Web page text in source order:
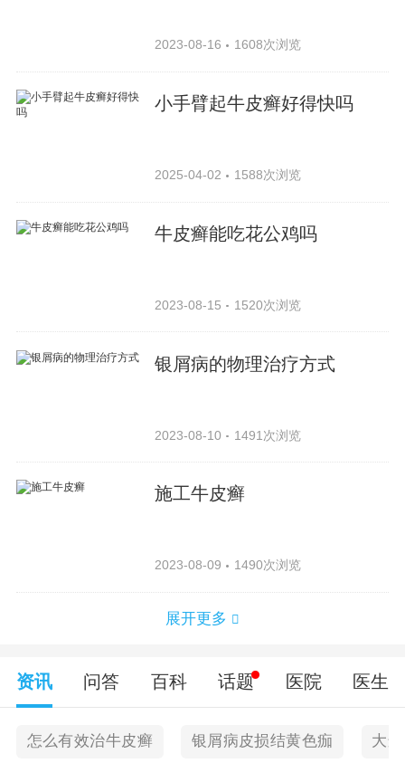
2023-08-16 1608次浏览
小手臂起牛皮癣好得快吗
2025-04-02 1588次浏览
牛皮癣能吃花公鸡吗
2023-08-15 1520次浏览
银屑病的物理治疗方式
2023-08-10 1491次浏览
施工牛皮癣
2023-08-09 1490次浏览
展开更多
资讯 问答 百科 话题 医院 医生
怎么有效治牛皮癣 银屑病皮损结黄色痂 大